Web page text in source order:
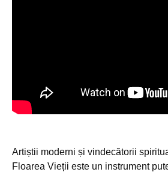
Artiștii moderni și vindecătorii
Floarea Vieții este un instrument